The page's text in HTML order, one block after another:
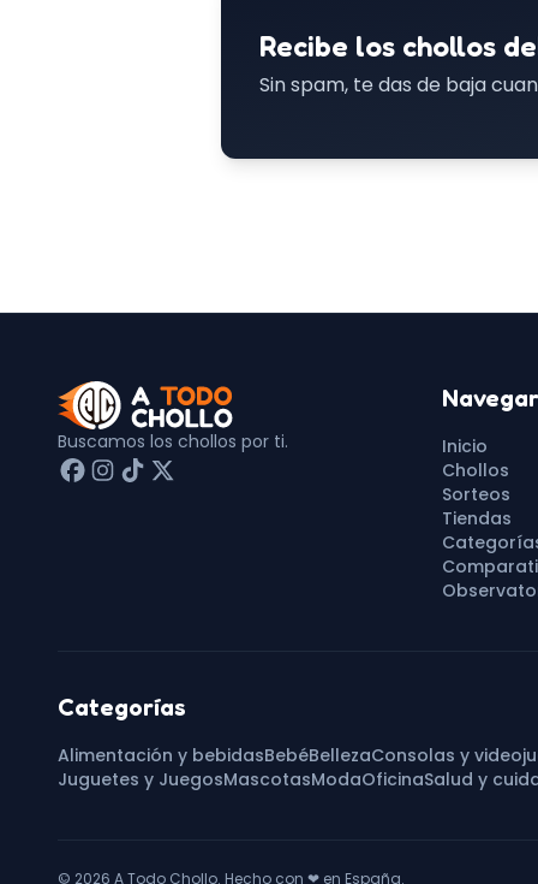
Recibe los chollos
Sin spam, te das de baja
Buscamos los chollos por ti.
Navegar
Inicio
Chollos
Sorteos
Tiendas
Categorías
Alimentación y bebidasBebéBellezaConsolas y
Juguetes y JuegosMascotasModaOficinaSalud y
© 2026 A Todo Chollo. Hecho con ❤ en España.